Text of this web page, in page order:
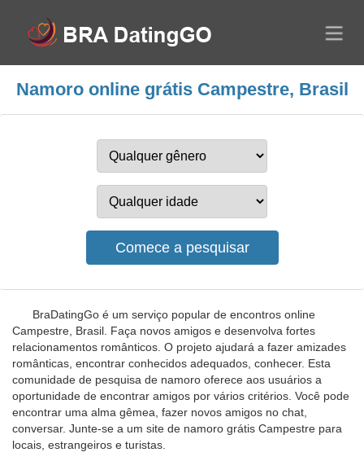
Namoro online grátis Campestre, Brasil
BraDatingGo é um serviço popular de encontros online
Campestre, Brasil. Faça novos amigos e desenvolva fortes
relacionamentos românticos. O projeto ajudará a fazer amizades
românticas, encontrar conhecidos adequados, conhecer. Esta
comunidade de pesquisa de namoro oferece aos usuários a
oportunidade de encontrar amigos por vários critérios. Você pode
encontrar uma alma gêmea, fazer novos amigos no chat,
conversar. Junte-se a um site de namoro grátis Campestre para
locais, estrangeiros e turistas.